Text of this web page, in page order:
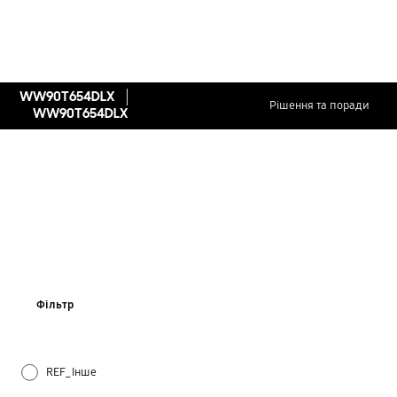
WW90T654DLX
WW90T654DLX
Рішення та поради
Фільтр
REF_Інше